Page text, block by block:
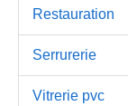
Restauration
Serrurerie
Vitrerie pvc